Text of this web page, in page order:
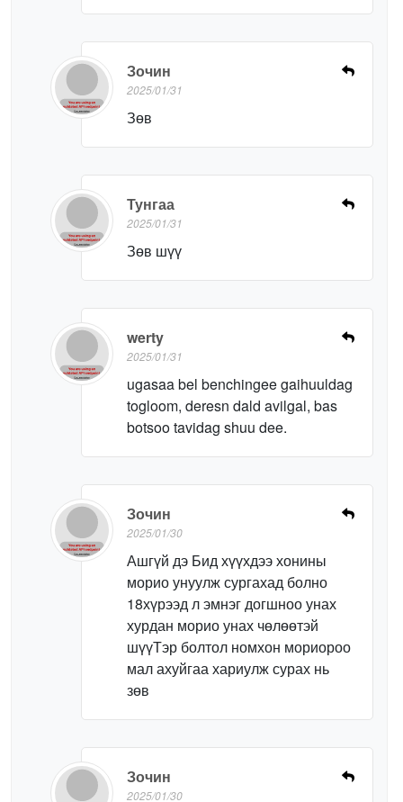
Зочин
2025/01/31
Зөв
Тунгаа
2025/01/31
Зөв шүү
werty
2025/01/31
ugasaa bel benchingee gaihuuldag
togloom, deresn dald avilgal, bas
botsoo tavidag shuu dee.
Зочин
2025/01/30
Ашгүй дэ Бид хүүхдээ хонины
морио унуулж сургахад болно
18хүрээд л эмнэг догшноо унах
хурдан морио унах чөлөөтэй
шүүТэр болтол номхон мориороо
мал ахуйгаа хариулж сурах нь
зөв
Зочин
2025/01/30